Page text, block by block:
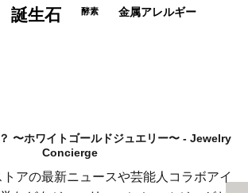
誕生石 酵素 金属アレルギー
〜ホワイトゴールドジュエリー〜 - Jewelry
Concierge
アの最新ニュースや芸能人コラボアイ